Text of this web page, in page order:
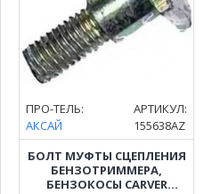
ПРО-ТЕЛЬ:
АКСАЙ
АРТИКУЛ:
155638AZ
БОЛТ МУФТЫ СЦЕПЛЕНИЯ
БЕНЗОТРИММЕРА,
БЕНЗОКОСЫ CARVER